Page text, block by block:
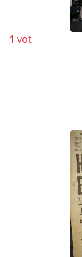
1 vot